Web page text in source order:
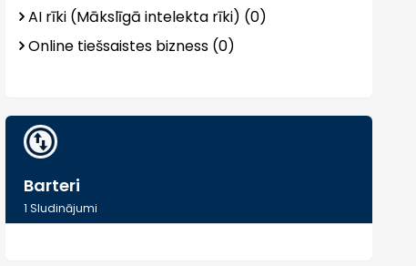
AI rīki (Mākslīgā intelekta rīki) (0)
Online tiešsaistes bizness (0)
Barteri
1Sludinājumi